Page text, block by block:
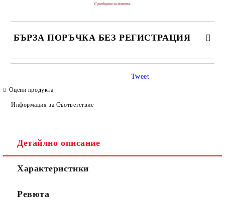
БЪРЗА ПОРЪЧКА БЕЗ РЕГИСТРАЦИЯ
САМО ПОПЪЛНЕТЕ 4 ПОЛЕТА
Съгласен съм сПолитиката за лични данни
Ние ще се свържем с вас в рамките на работния ден.
Оцени продукта
Информация за Съответствие
Tweet
Детайлно описание
Характеристики
Ревюта